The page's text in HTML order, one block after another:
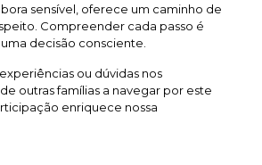
sensível, oferece um caminho de
Compreender cada passo é
decisão consciente.
ou dúvidas nos
outras famílias a navegar por este
enriquece nossa